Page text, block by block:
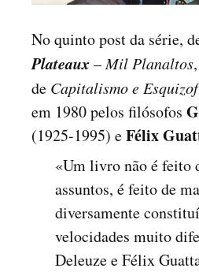
No quinto post da série,
Plateaux–Mil Planaltos
de Capitalismo e
em 1980 pelos filósofos
(1925-1995) eFélix
«Um livro não é feito
assuntos, é feito de
diversamente
velocidades muito
Deleuze e Félix